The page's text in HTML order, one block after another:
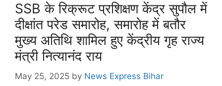
SSB के रिक्रूट प्रशिक्षण केंद्र सुपौल में
दीक्षांत परेड समारोह, समारोह में बतौर
मुख्य अतिथि शामिल हुए केंद्रीय गृह राज्य
मंत्री नित्यानंद राय
May 25, 2025 by News Express Bihar